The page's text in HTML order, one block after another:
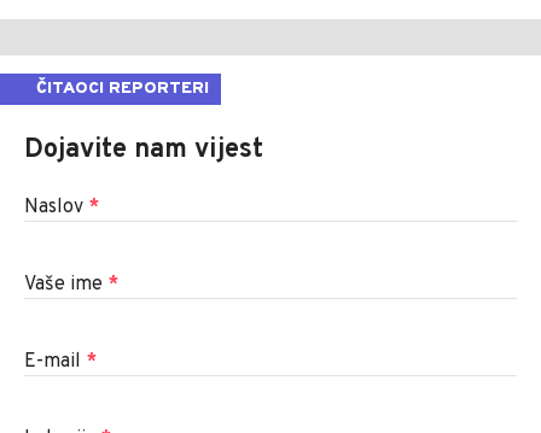
ČITAOCI REPORTERI
Dojavite nam vijest
Naslov *
Vaše ime *
E-mail *